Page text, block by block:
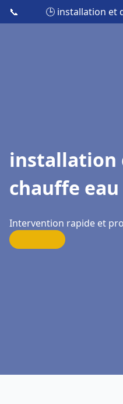
📞 🕒 installation et
installation
chauffe
Intervention rapide et